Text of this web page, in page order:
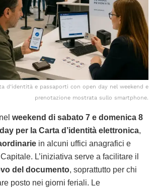
d’identità e passaporti con open day nel weekend e
prenotazione mostrata sullo smartphone.
weekend di sabato 7 e domenica 8
per la Carta d’identità elettronica,
in alcuni uffici anagrafici e
L’iniziativa serve a facilitare il
del documento, soprattutto per chi
posto nei giorni feriali. Le